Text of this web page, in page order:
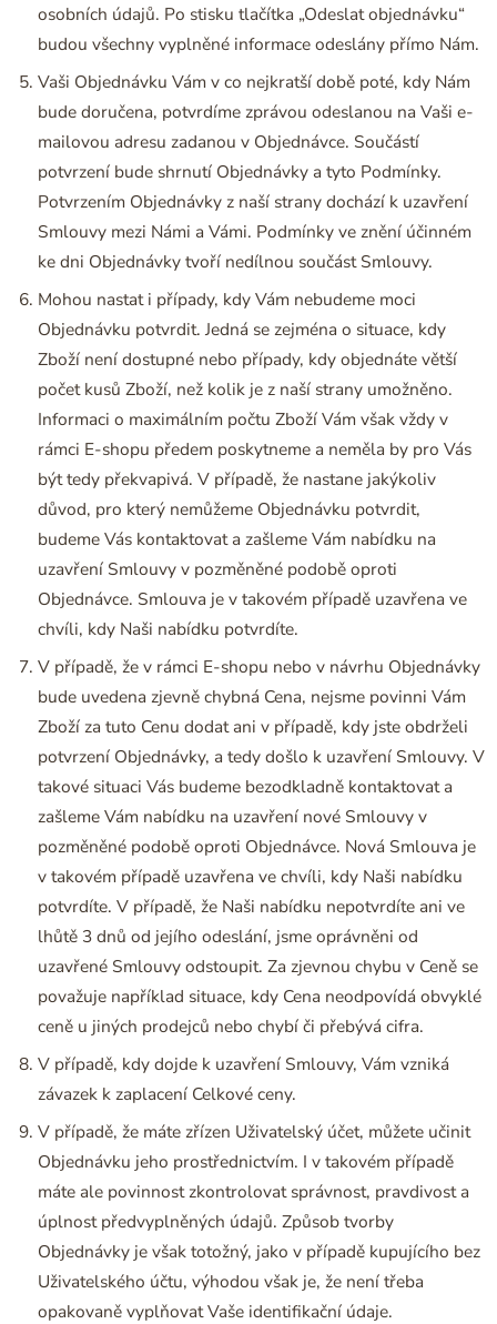
osobních údajů. Po stisku tlačítka „Odeslat objednávku“
budou všechny vyplněné informace odeslány přímo Nám.
Vaši Objednávku Vám v co nejkratší době poté, kdy Nám
bude doručena, potvrdíme zprávou odeslanou na Vaši e-
mailovou adresu zadanou v Objednávce. Součástí
potvrzení bude shrnutí Objednávky a tyto Podmínky.
Potvrzením Objednávky z naší strany dochází k uzavření
Smlouvy mezi Námi a Vámi. Podmínky ve znění účinném
ke dni Objednávky tvoří nedílnou součást Smlouvy.
Mohou nastat i případy, kdy Vám nebudeme moci
Objednávku potvrdit. Jedná se zejména o situace, kdy
Zboží není dostupné nebo případy, kdy objednáte větší
počet kusů Zboží, než kolik je z naší strany umožněno.
Informaci o maximálním počtu Zboží Vám však vždy v
rámci E-shopu předem poskytneme a neměla by pro Vás
být tedy překvapivá. V případě, že nastane jakýkoliv
důvod, pro který nemůžeme Objednávku potvrdit,
budeme Vás kontaktovat a zašleme Vám nabídku na
uzavření Smlouvy v pozměněné podobě oproti
Objednávce. Smlouva je v takovém případě uzavřena ve
chvíli, kdy Naši nabídku potvrdíte.
V případě, že v rámci E-shopu nebo v návrhu Objednávky
bude uvedena zjevně chybná Cena, nejsme povinni Vám
Zboží za tuto Cenu dodat ani v případě, kdy jste obdrželi
potvrzení Objednávky, a tedy došlo k uzavření Smlouvy. V
takové situaci Vás budeme bezodkladně kontaktovat a
zašleme Vám nabídku na uzavření nové Smlouvy v
pozměněné podobě oproti Objednávce. Nová Smlouva je
v takovém případě uzavřena ve chvíli, kdy Naši nabídku
potvrdíte. V případě, že Naši nabídku nepotvrdíte ani ve
lhůtě 3 dnů od jejího odeslání, jsme oprávněni od
uzavřené Smlouvy odstoupit. Za zjevnou chybu v Ceně se
považuje například situace, kdy Cena neodpovídá obvyklé
ceně u jiných prodejců nebo chybí či přebývá cifra.
V případě, kdy dojde k uzavření Smlouvy, Vám vzniká
závazek k zaplacení Celkové ceny.
V případě, že máte zřízen Uživatelský účet, můžete učinit
Objednávku jeho prostřednictvím. I v takovém případě
máte ale povinnost zkontrolovat správnost, pravdivost a
úplnost předvyplněných údajů. Způsob tvorby
Objednávky je však totožný, jako v případě kupujícího bez
Uživatelského účtu, výhodou však je, že není třeba
opakovaně vyplňovat Vaše identifikační údaje.